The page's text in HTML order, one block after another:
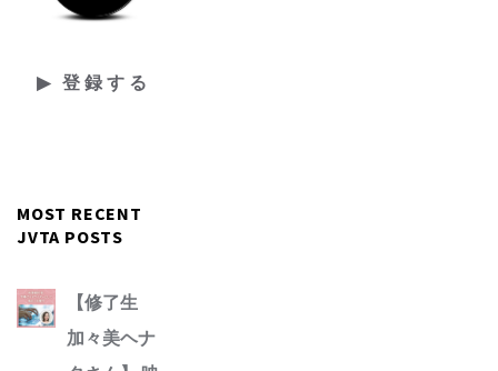
MOST RECENT
JVTA POSTS
【修了生
加々美ヘナ